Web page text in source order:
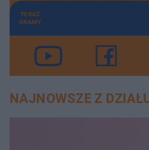
TERAZ
GRAMY
NAJNOWSZE Z